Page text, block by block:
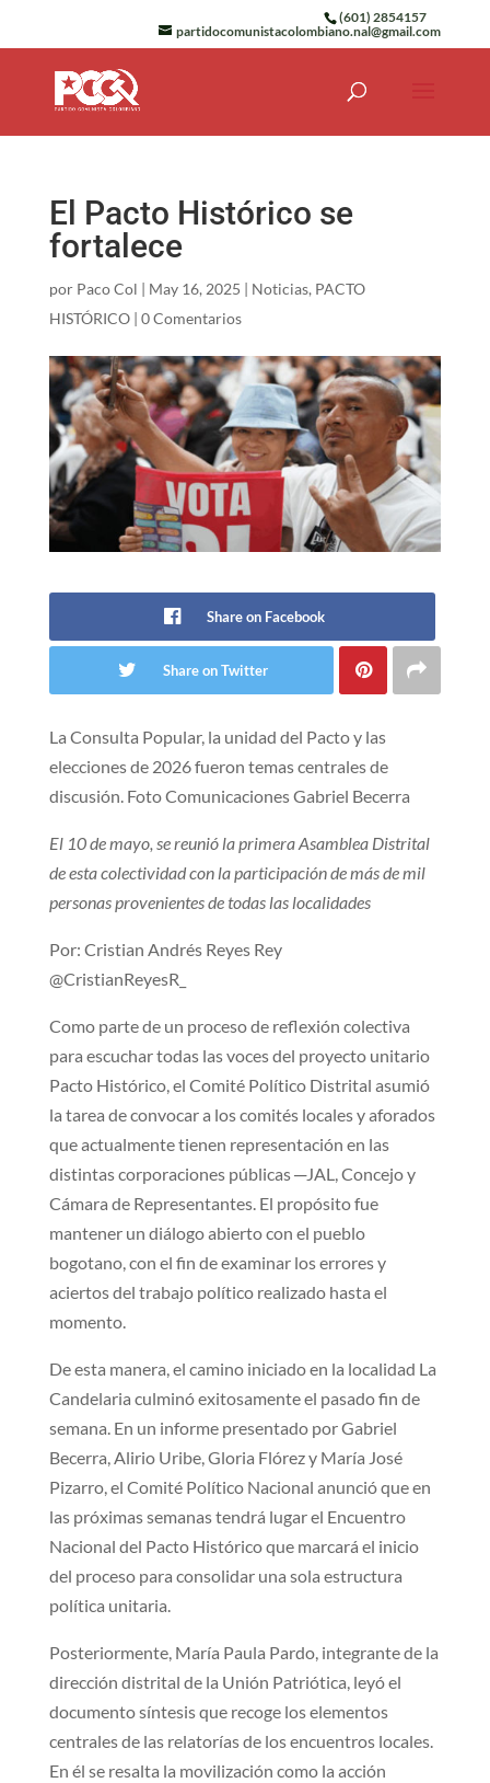
(601) 2854157
partidocomunistacolombiano.nal@gmail.com
El Pacto Histórico se
fortalece
por Paco Col | May 16, 2025 | Noticias, PACTO
HISTÓRICO| 0 Comentarios
Share on Facebook
Share on Twitter
La Consulta Popular, la unidad del Pacto y las
elecciones de 2026 fueron temas centrales de
discusión. Foto Comunicaciones Gabriel Becerra
El 10 de mayo, se reunió la primera Asamblea Distrital
de esta colectividad con la participación de más de mil
personas provenientes de todas las localidades
Por: Cristian Andrés Reyes Rey
@CristianReyesR_
Como parte de un proceso de reflexión colectiva
para escuchar todas las voces del proyecto unitario
Pacto Histórico, el Comité Político Distrital asumió
la tarea de convocar a los comités locales y aforados
que actualmente tienen representación en las
distintas corporaciones públicas ─JAL, Concejo y
Cámara de Representantes. El propósito fue
mantener un diálogo abierto con el pueblo
bogotano, con el fin de examinar los errores y
aciertos del trabajo político realizado hasta el
momento.
De esta manera, el camino iniciado en la localidad La
Candelaria culminó exitosamente el pasado fin de
semana. En un informe presentado por Gabriel
Becerra, Alirio Uribe, Gloria Flórez y María José
Pizarro, el Comité Político Nacional anunció que en
las próximas semanas tendrá lugar el Encuentro
Nacional del Pacto Histórico que marcará el inicio
del proceso para consolidar una sola estructura
política unitaria.
Posteriormente, María Paula Pardo, integrante de la
dirección distrital de la Unión Patriótica, leyó el
documento síntesis que recoge los elementos
centrales de las relatorías de los encuentros locales.
En él se resalta la movilización como la acción